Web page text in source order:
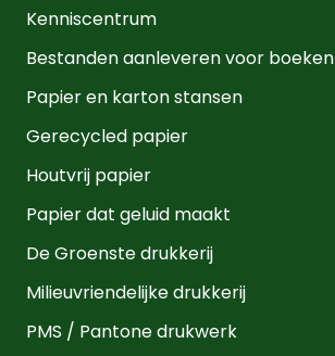
Kenniscentrum
Bestanden aanleveren voor boeken
Papier en karton stansen
Gerecycled papier
Houtvrij papier
Papier dat geluid maakt
De Groenste drukkerij
Milieuvriendelijke drukkerij
PMS / Pantone drukwerk